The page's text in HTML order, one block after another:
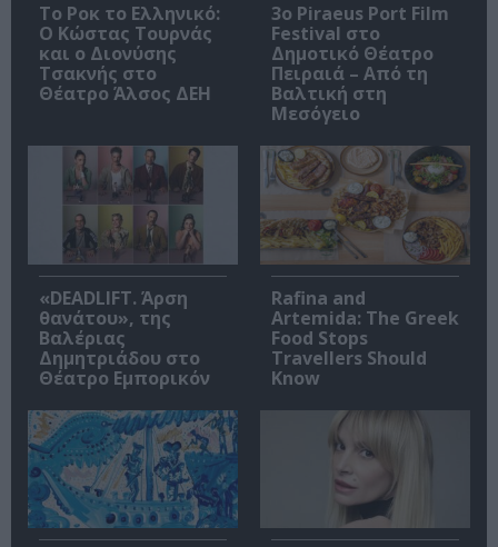
Το Ροκ το Ελληνικό:
Ο Κώστας Τουρνάς
και ο Διονύσης
Τσακνής στο
Θέατρο Άλσος ΔΕΗ
3o Piraeus Port Film
Festival στο
Δημοτικό Θέατρο
Πειραιά – Από τη
Βαλτική στη
Μεσόγειο
«DEADLIFT. Άρση
θανάτου», της
Βαλέριας
Δημητριάδου στο
Θέατρο Εμπορικόν
Rafina and
Artemida: The Greek
Food Stops
Travellers Should
Know